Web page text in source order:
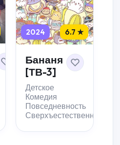
2024 6.7 ★
Бананя
[ТВ-3]
Детское
Комедия
Повседневность
Сверхъестественное